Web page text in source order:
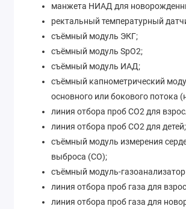
манжета НИАД для
ректальный температурный
съёмный модуль ЭКГ;
съёмный модуль SpO2;
съёмный модуль ИАД;
съёмный капнометрический
основного или бокового потока
линия отбора проб CO2 для
линия отбора проб CO2 для детей;
съёмный модуль измерения
выброса (CO);
съёмный модуль-газоанализатор
линия отбора проб газа для
линия отбора проб газа для